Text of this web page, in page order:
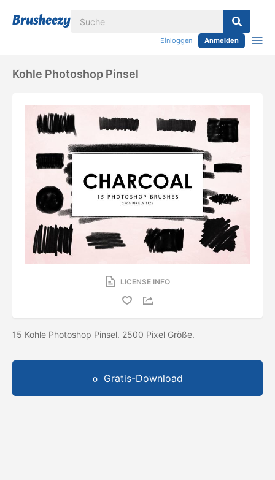
Einloggen Anmelden
Kohle Photoshop Pinsel
LICENSE INFO
15 Kohle Photoshop Pinsel. 2500 Pixel Größe.
Gratis-Download